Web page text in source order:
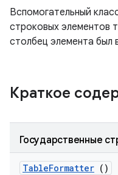
Вспомогательный
строковых элементов
столбец элемента был
Краткое
Государственные
TableFormatter ()